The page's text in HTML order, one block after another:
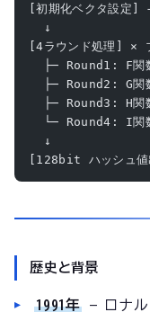
[初期化ベクタ設定
  ↓
[4ラウンド処理] ×
├─ Round1: F関
├─ Round2: G関
├─ Round3: H関
└─ Round4: I関
  ↓
[128bit ハッシュ値
歴史と背景
1991年 — ロナル